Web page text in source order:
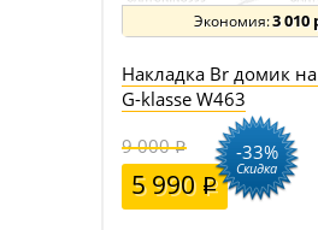
3 010
Накладка Br домик
G-klasse W463
9 000
5 990
-33%
Скидка